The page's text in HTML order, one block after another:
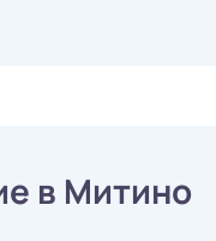
в Митино